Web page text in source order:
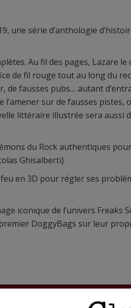
une série d’anthologie
Au fil des pages, Lazare
de fil rouge tout au long du
de fausses pubs… autant
sur de fausses
littéraire illustrée sera aussi
du Rock authentiques
Ghisalberti)
en 3D pour régler ses
iconique de l’univers Freaks
DoggyBags sur leur
la chez nos